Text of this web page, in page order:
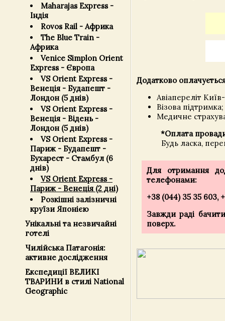
Maharajas Express -
Індія
Rovos Rail - Африка
The Blue Train -
Африка
Venice Simplon Orient
Express - Європа
VS Orient Express -
Венеція - Будапешт -
Лондон (5 днів)
VS Orient Express -
Венеція - Відень -
Лондон (5 днів)
VS Orient Express -
Париж - Будапешт -
Бухарест - Стамбул (6
днів)
VS Orient Express -
Париж - Венеція (2 дні)
Розкішні залізничні
круїзи Японією
Унікальні та незвичайні
готелі
Чилійська Патагонія:
активне дослідження
Експедиції ВЕЛИКІ
ТВАРИНИ в стилі National
Geographic
Додатково
Авіапереліт
Візова підтримка;
Медичне
*Оплата
Будь ласка,
Для отримання
телефонами:
+38 (044) 35 35 603,
Завжди раді
поверх.